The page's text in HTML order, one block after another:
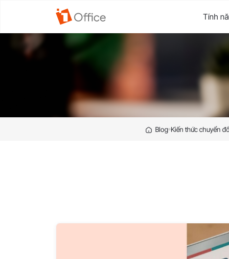
Tính
Blog Kiến thức chuyển